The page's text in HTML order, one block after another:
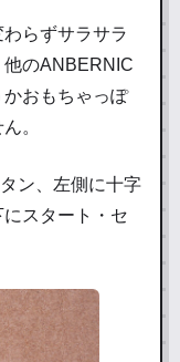
らずサラサラ
のANBERNIC
おもちゃっぽ
。
ン、左側に十字
スタート・セ